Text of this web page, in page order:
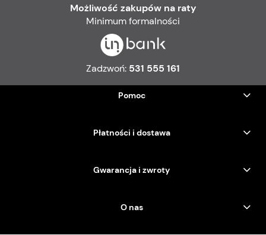
Możliwość zakupów na raty
Minimum formalności
Zadzwoń: 531 555 161
Pomoc
Płatności i dostawa
Gwarancja i zwroty
O nas